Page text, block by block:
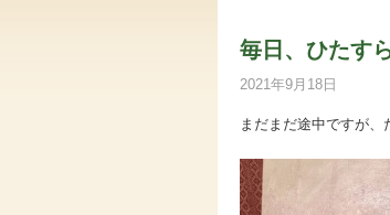
毎日、ひたす
2021年9月18日
まだまだ途中ですが、